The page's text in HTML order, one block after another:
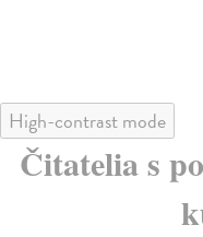
High-contrast mode
Čitatelia s